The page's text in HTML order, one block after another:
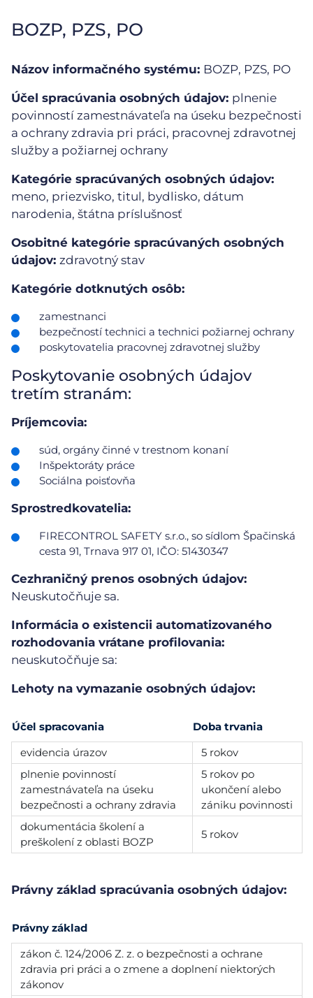
BOZP, PZS, PO
Názov informačného systému: BOZP, PZS, PO
Účel spracúvania osobných údajov: plnenie
povinností zamestnávateľa na úseku bezpečnosti
a ochrany zdravia pri práci, pracovnej zdravotnej
služby a požiarnej ochrany
Kategórie spracúvaných osobných údajov:
meno, priezvisko, titul, bydlisko, dátum
narodenia, štátna príslušnosť
Osobitné kategórie spracúvaných osobných
údajov: zdravotný stav
Kategórie dotknutých osôb:
zamestnanci
bezpečností technici a technici požiarnej ochrany
poskytovatelia pracovnej zdravotnej služby
Poskytovanie osobných údajov
tretím stranám:
Príjemcovia:
súd, orgány činné v trestnom konaní
Inšpektoráty práce
Sociálna poisťovňa
Sprostredkovatelia:
FIRECONTROL SAFETY s.r.o., so sídlom Špačinská
cesta 91, Trnava 917 01, IČO: 51430347
Cezhraničný prenos osobných údajov:
Neuskutočňuje sa.
Informácia o existencii automatizovaného
rozhodovania vrátane profilovania:
neuskutočňuje sa:
Lehoty na vymazanie osobných údajov:
Účel spracovania
Doba trvania
evidencia úrazov
5 rokov
plnenie povinností
zamestnávateľa na úseku
bezpečnosti a ochrany zdravia
5 rokov po
ukončení alebo
zániku povinnosti
dokumentácia školení a
preškolení z oblasti BOZP
5 rokov
Právny základ spracúvania osobných údajov:
Právny základ
zákon č. 124/2006 Z. z. o bezpečnosti a ochrane
zdravia pri práci a o zmene a doplnení niektorých
zákonov